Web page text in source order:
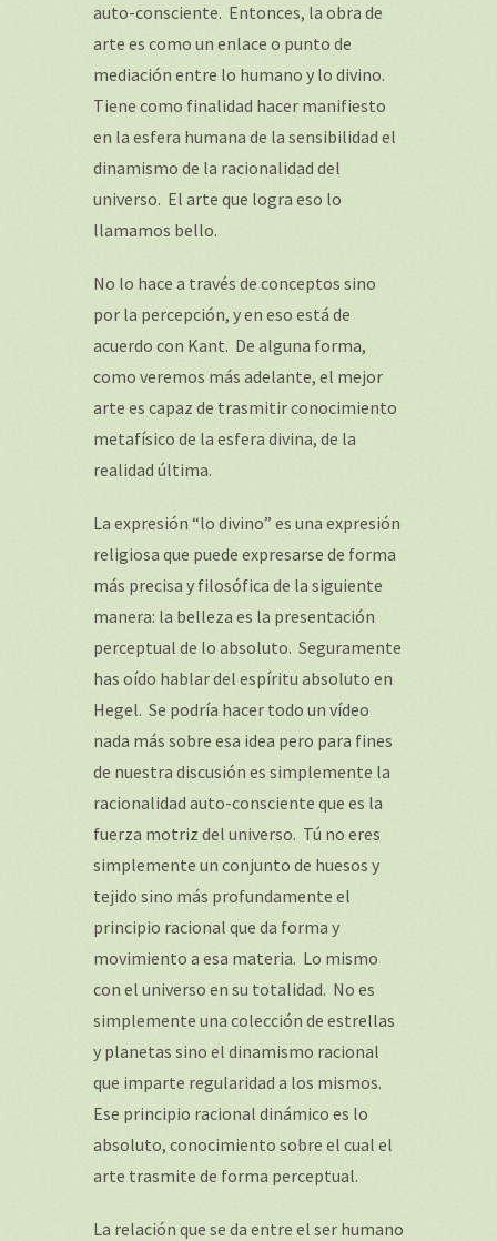
auto-consciente. Entonces, la obra de
arte es como un enlace o punto de
mediación entre lo humano y lo divino.
Tiene como finalidad hacer manifiesto
en la esfera humana de la sensibilidad el
dinamismo de la racionalidad del
universo. El arte que logra eso lo
llamamos bello.
No lo hace a través de conceptos sino
por la percepción, y en eso está de
acuerdo con Kant. De alguna forma,
como veremos más adelante, el mejor
arte es capaz de trasmitir conocimiento
metafísico de la esfera divina, de la
realidad última.
La expresión “lo divino” es una expresión
religiosa que puede expresarse de forma
más precisa y filosófica de la siguiente
manera: la belleza es la presentación
perceptual de lo absoluto. Seguramente
has oído hablar del espíritu absoluto en
Hegel. Se podría hacer todo un vídeo
nada más sobre esa idea pero para fines
de nuestra discusión es simplemente la
racionalidad auto-consciente que es la
fuerza motriz del universo. Tú no eres
simplemente un conjunto de huesos y
tejido sino más profundamente el
principio racional que da forma y
movimiento a esa materia. Lo mismo
con el universo en su totalidad. No es
simplemente una colección de estrellas
y planetas sino el dinamismo racional
que imparte regularidad a los mismos.
Ese principio racional dinámico es lo
absoluto, conocimiento sobre el cual el
arte trasmite de forma perceptual.
La relación que se da entre el ser humano